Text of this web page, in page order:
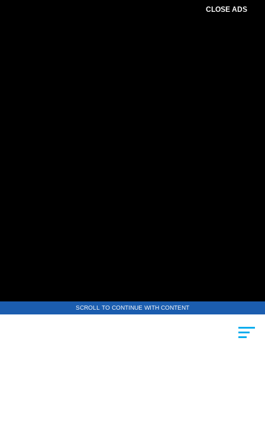
CLOSE ADS
SCROLL TO CONTINUE WITH CONTENT